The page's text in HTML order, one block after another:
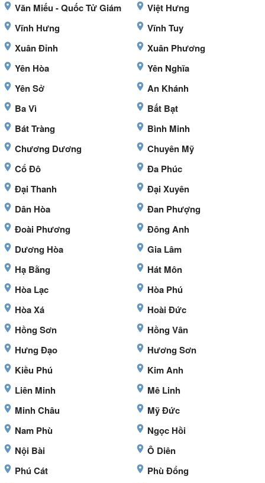
Văn Miếu - Quốc Tử Giám
Việt Hưng
Vĩnh Hưng
Vĩnh Tuy
Xuân Đỉnh
Xuân Phương
Yên Hòa
Yên Nghĩa
Yên Sở
An Khánh
Ba Vì
Bất Bạt
Bát Tràng
Bình Minh
Chương Dương
Chuyên Mỹ
Cổ Đô
Đa Phúc
Đại Thanh
Đại Xuyên
Dân Hòa
Đan Phượng
Đoài Phương
Đông Anh
Dương Hòa
Gia Lâm
Hạ Bằng
Hát Môn
Hòa Lạc
Hòa Phú
Hòa Xá
Hoài Đức
Hồng Sơn
Hồng Vân
Hưng Đạo
Hương Sơn
Kiều Phú
Kim Anh
Liên Minh
Mê Linh
Minh Châu
Mỹ Đức
Nam Phù
Ngọc Hồi
Nội Bài
Ô Diên
Phú Cát
Phù Đổng